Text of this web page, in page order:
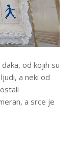
od kojih su
a neki od
a srce je